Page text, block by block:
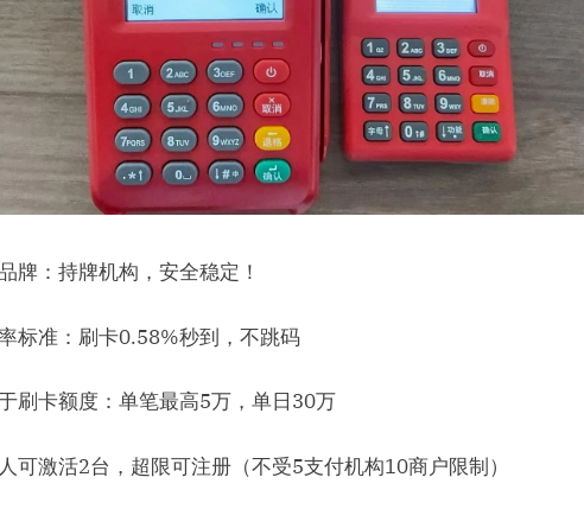
牌：持牌机构，安全稳定！
标准：刷卡0.58%秒到，不跳码
刷卡额度：单笔最高5万，单日30万
可激活2台，超限可注册（不受5支付机构10商户限制）